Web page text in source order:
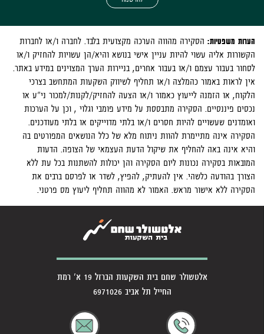
הערות משפטיות: הסקירה מהווה הערכה מקצועית בלבד. לחברה ו/או לחברות
הקשורות אליה עשוי להיות עניין אישי בנושא והיא/הן עשויות להחזיק ו/או
לסחור בעבור עצמם ו/או בעבור אחרים, בניירות הערך המצוינים במידע באתר.
אין לראות באמור כהמלצה ו/או תחליף לשיווק השקעות המתחשב בצרכי
הלקוח, או הזמנה לייעוץ כאמור ו/או הצעה להחזיק/לקנות/למכור ני"ע או
נכסים פיננסיים. הסקירה מתבססת על מידע פומבי וגלוי , וכן על הערכות
ואומדנים שעשויים להיות חסרים ו/או בלתי מדוייקים או בלתי מעודכנים.
הסקירה אינה מתיימרת להוות ניתוח מלא של כלל הנושאים המפורטים בה
והיא אינה באה להחליף את שיקול הדעת העצמאי של הצופה. הדעות
המובאות בסקירה נכונות ליום הסקירה והן יכולות להשתנות בכל עת ללא
הצורך בהודעה כלשהי. אין להעתיק, להפיץ, לשדר או לפרסם ברבים את
הסקירה ללא אישור מראש. האמור לא מהווה תחליף ליעוץ מס פרטני.
אלטשולר שחם בית השקעות הברזל 19 א' רמת
החייל תל אביב 6971026